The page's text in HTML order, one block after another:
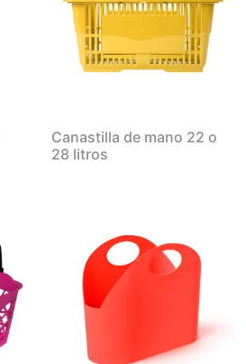
Canastilla de mano 22 o
28 litros